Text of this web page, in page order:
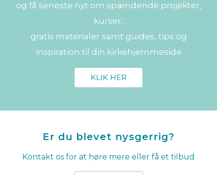
og få seneste nyt om spændende projekter,
kurser,
gratis materialer samt guides, tips og
inspiration til din kirkehjemmeside
KLIK HER
Er du blevet nysgerrig?
Kontakt os for at høre mere eller få et tilbud